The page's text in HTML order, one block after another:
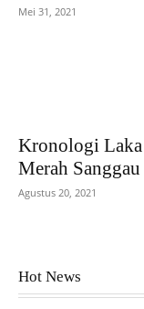
Mei 31, 2021
Kronologi Laka
Merah Sanggau
Agustus 20, 2021
Hot News